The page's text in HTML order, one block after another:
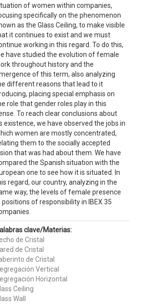
of women within companies,
specifically on the phenomenon
as the Glass Ceiling, to make visible
it continues to exist and we must
working in this regard. To do this,
have studied the evolution of female
throughout history and the
of this term, also analyzing
different reasons that lead to it
placing special emphasis on
role that gender roles play in this
To reach clear conclusions about
existence, we have observed the jobs in
women are mostly concentrated,
them to the socially accepted
that was had about them. We have
the Spanish situation with the
one to see how it is situated. In
regard, our country, analyzing in the
way, the levels of female presence
positions of responsibility in IBEX 35
clave/Materias:
de Cristal
de Cristal
de Cristal
Vertical
Horizontal
Ceiling
Wall